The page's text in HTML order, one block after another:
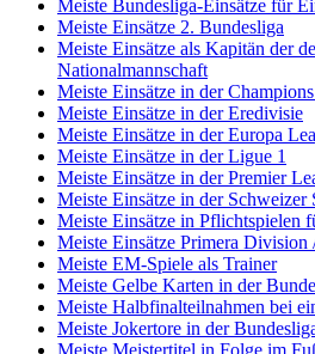
Meiste Bundesliga-Einsätze für
Meiste Einsätze 2. Bundesliga
Meiste Einsätze als Kapitän der
Nationalmannschaft
Meiste Einsätze in der
Meiste Einsätze in der Eredivisie
Meiste Einsätze in der Europa
Meiste Einsätze in der Ligue 1
Meiste Einsätze in der Premier
Meiste Einsätze in der Schweizer
Meiste Einsätze in Pflichtspielen
Meiste Einsätze Primera Division
Meiste EM-Spiele als Trainer
Meiste Gelbe Karten in der
Meiste Halbfinalteilnahmen bei
Meiste Jokertore in der
Meiste Meistertitel in Folge im